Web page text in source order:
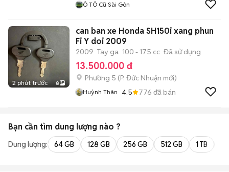
Ô TÔ Cũ Sài Gòn
2 phút trước 8
can ban xe Honda SH150i xang phun
Fi Y doi 2009
2009 Tay ga 100 - 175 cc Đã sử dụng
13.500.000 đ
Phường 5 (P. Đức Nhuận mới)
Huỳnh Thân 4.5 776 đã bán
Bạn cần tìm dung lượng nào ?
Dung lượng: 64 GB 128 GB 256 GB 512 GB 1 TB